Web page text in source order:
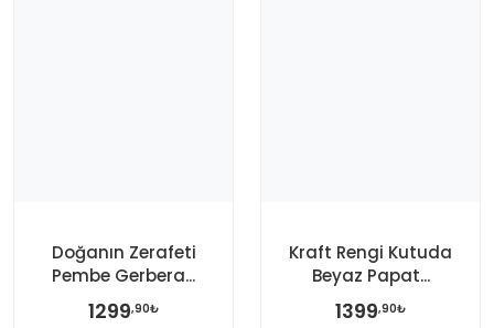
Doğanın Zerafeti
Pembe Gerbera...
1299,90₺
Kraft Rengi Kutuda
Beyaz Papat...
1399,90₺